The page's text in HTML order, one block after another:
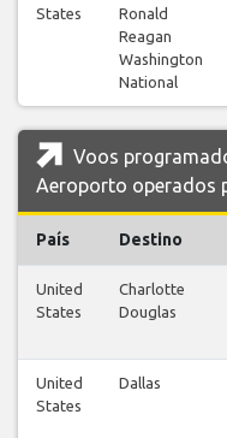
States
Ronald
Reagan
Washington
National
Voos
Aeroporto operados
País Destino
United
States
Charlotte
Douglas
United
States
Dallas